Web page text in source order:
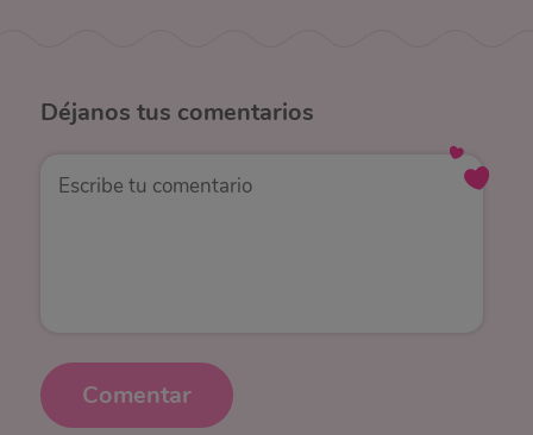
Déjanos tus comentarios
Comentar